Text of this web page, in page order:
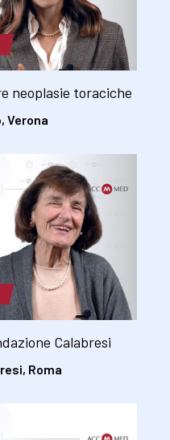
neoplasie toraciche
Verona
Calabresi
Roma